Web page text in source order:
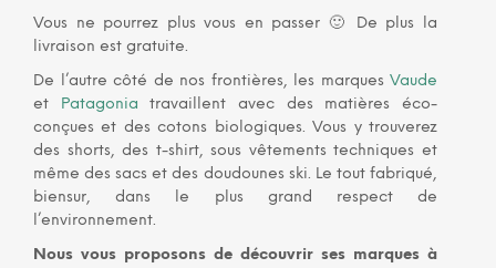
Vous ne pourrez plus vous en passer 🙂 De plus la
livraison est gratuite.
De l’autre côté de nos frontières, les marques Vaude
et
Patagonia travaillent avec des matières éco-
conçues et des cotons biologiques. Vous y trouverez
des shorts, des t-shirt, sous vêtements techniques et
même des sacs et des doudounes ski. Le tout fabriqué,
biensur, dans le plus grand respect de
l’environnement.
Nous vous proposons de découvrir ses marques à